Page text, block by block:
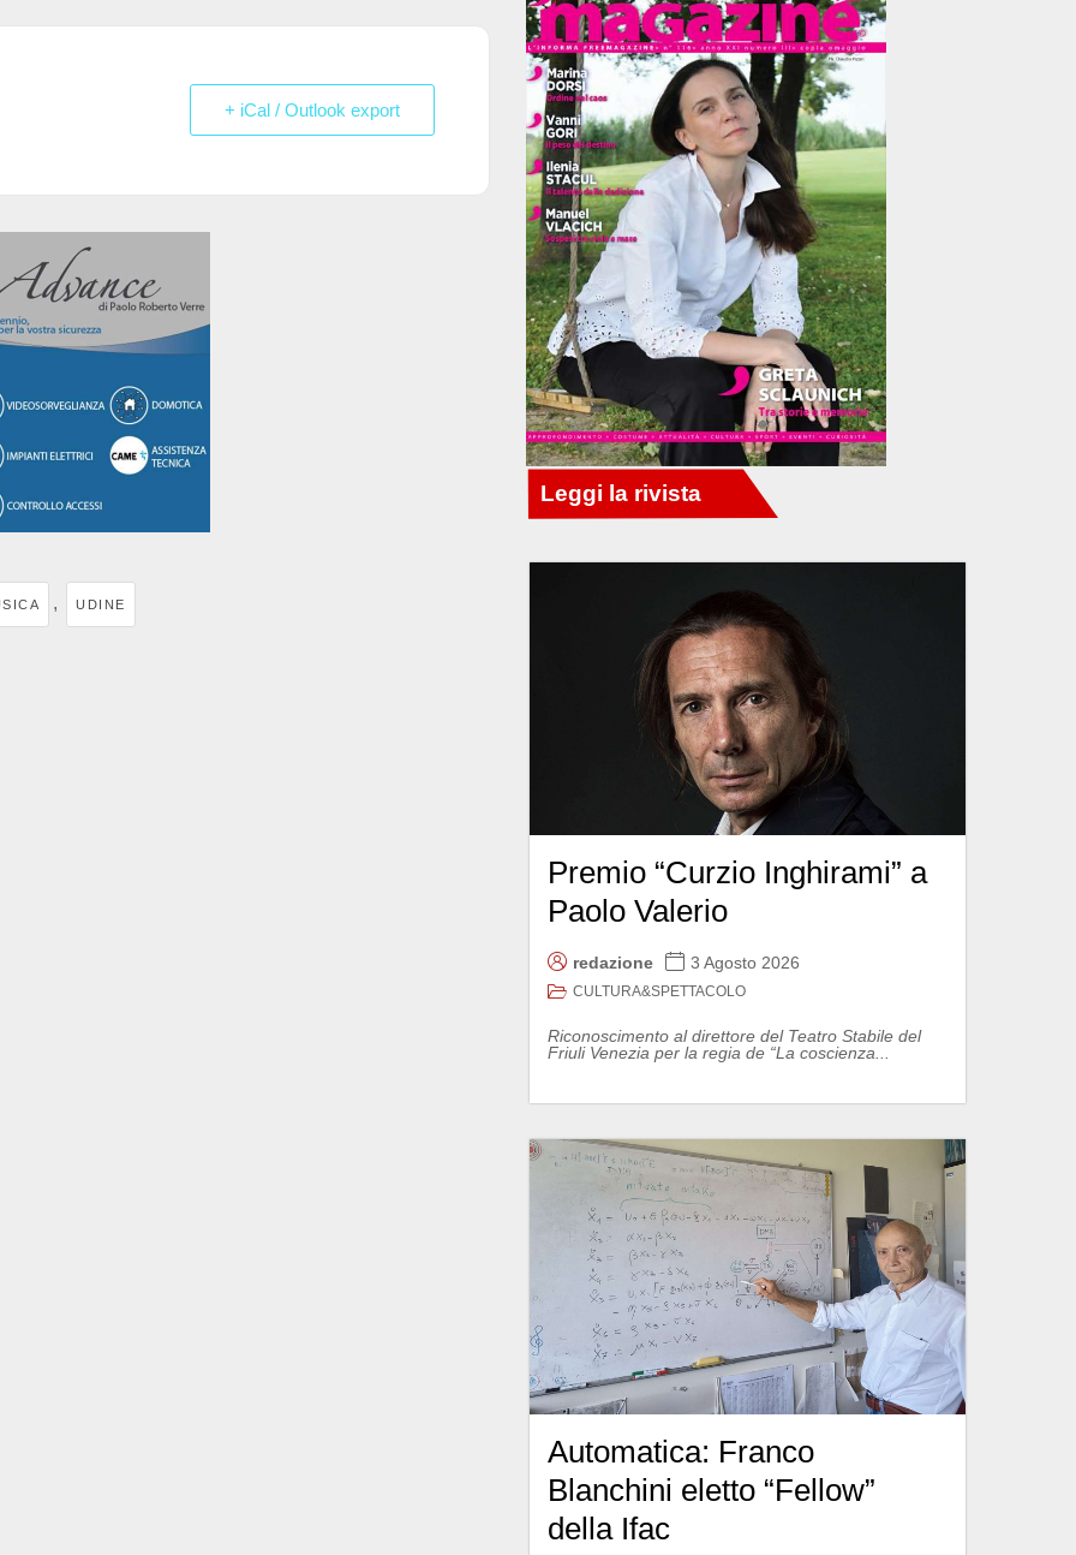
+ iCal / Outlook export
, UDINE
Premio “Curzio Inghirami” a
Paolo Valerio
redazione 3 Agosto 2026
CULTURA&SPETTACOLO
Riconoscimento al direttore del Teatro Stabile del
Friuli Venezia per la regia de “La coscienza...
Automatica: Franco
Blanchini eletto “Fellow”
della Ifac